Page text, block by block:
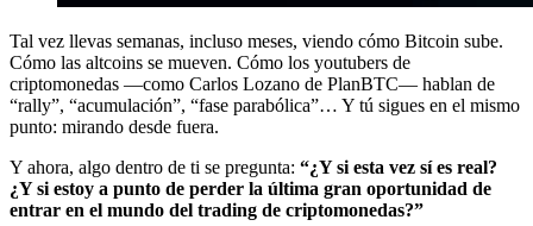
Tal vez llevas semanas, incluso meses, viendo cómo Bitcoin sube.
Cómo las altcoins se mueven. Cómo los youtubers de
criptomonedas —como Carlos Lozano de PlanBTC— hablan de
“rally”, “acumulación”, “fase parabólica”… Y tú sigues en el mismo
punto: mirando desde fuera.
Y ahora, algo dentro de ti se pregunta: “¿Y si esta vez sí es real?
¿Y si estoy a punto de perder la última gran oportunidad de
entrar en el mundo del trading de criptomonedas?”